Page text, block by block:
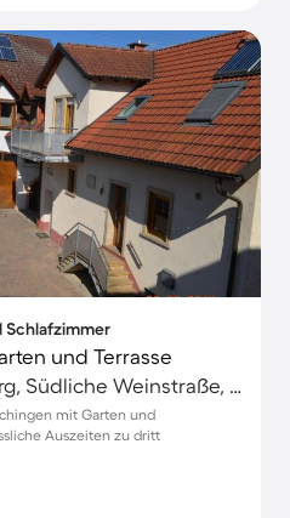
Schlafzimmer
und Terrasse
Rhodt unter Rietburg, Südliche Weinstraße, Deutschland
mit Garten und
Auszeiten zu dritt